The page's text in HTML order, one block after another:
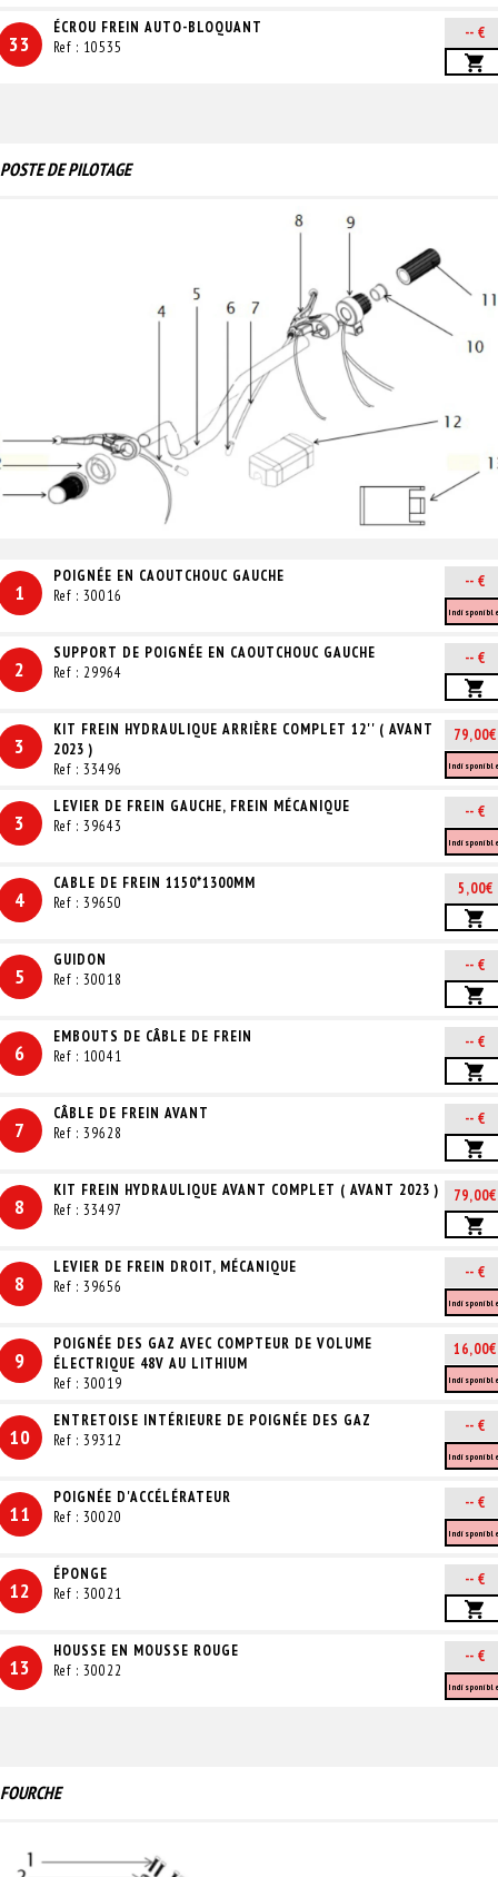
33
ÉCROU FREIN AUTO-BLOQUANT
Ref : 10535
-- €
POSTE DE PILOTAGE
1
POIGNÉE EN CAOUTCHOUC GAUCHE
Ref : 30016
-- €
2
SUPPORT DE POIGNÉE EN CAOUTCHOUC GAUCHE
Ref : 29964
-- €
3
KIT FREIN HYDRAULIQUE ARRIÈRE COMPLET 12'' ( AVANT
2023 )
Ref : 33496
79,00€
3
LEVIER DE FREIN GAUCHE, FREIN MÉCANIQUE
Ref : 39643
-- €
4
CABLE DE FREIN 1150*1300MM
Ref : 39650
5,00€
5
GUIDON
Ref : 30018
-- €
6
EMBOUTS DE CÂBLE DE FREIN
Ref : 10041
-- €
7
CÂBLE DE FREIN AVANT
Ref : 39628
-- €
8
KIT FREIN HYDRAULIQUE AVANT COMPLET ( AVANT 2023 )
Ref : 33497
79,00€
8
LEVIER DE FREIN DROIT, MÉCANIQUE
Ref : 39656
-- €
9
POIGNÉE DES GAZ AVEC COMPTEUR DE VOLUME
ÉLECTRIQUE 48V AU LITHIUM
Ref : 30019
16,00€
10
ENTRETOISE INTÉRIEURE DE POIGNÉE DES GAZ
Ref : 39312
-- €
11
POIGNÉE D'ACCÉLÉRATEUR
Ref : 30020
-- €
12
ÉPONGE
Ref : 30021
-- €
13
HOUSSE EN MOUSSE ROUGE
Ref : 30022
-- €
FOURCHE